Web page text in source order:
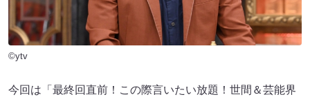
©ytv
今回は「最終回直前！この際言いたい放題！世間＆芸能界